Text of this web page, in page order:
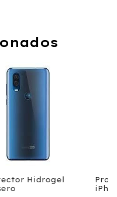
Hidrogel